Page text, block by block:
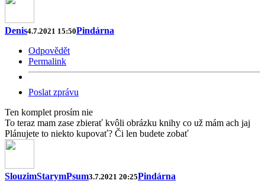
Denis4.7.2021 15:50Pindárna
Odpovědět
Permalink
Poslat zprávu
Ten komplet prosím nie
To teraz mam zase zbierať kvôli obrázku knihy co už mám ach jaj
Plánujete to niekto kupovať? Či len budete zobať
SlouzimStarymPsum3.7.2021 20:25Pindárna